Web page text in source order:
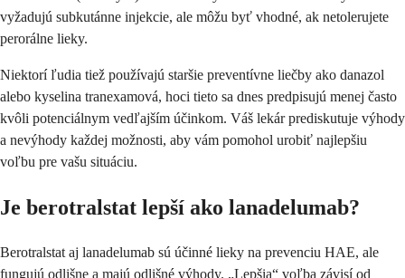
vyžadujú subkutánne injekcie, ale môžu byť vhodné, ak netolerujete
perorálne lieky.
Niektorí ľudia tiež používajú staršie preventívne liečby ako danazol
alebo kyselina tranexamová, hoci tieto sa dnes predpisujú menej často
kvôli potenciálnym vedľajším účinkom. Váš lekár prediskutuje výhody
a nevýhody každej možnosti, aby vám pomohol urobiť najlepšiu
voľbu pre vašu situáciu.
Je berotralstat lepší ako lanadelumab?
Berotralstat aj lanadelumab sú účinné lieky na prevenciu HAE, ale
fungujú odlišne a majú odlišné výhody. „Lepšia“ voľba závisí od